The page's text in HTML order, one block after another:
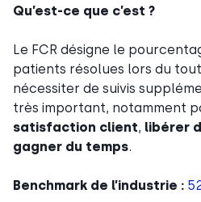
Qu’est-ce que c’est ?
Le FCR désigne le
patients résolues lors du
nécessiter de suivis
très important, notamment
satisfaction client, libérer
gagner du temps.
Benchmark de l’industrie :